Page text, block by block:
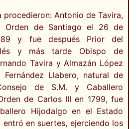
procedieron: Antonio de Tavira,
Orden de Santiago el 26 de
y fue después Prior del
y más tarde Obispo de
Tavira y Almazán López
Llabero, natural de
de S.M. y Caballero
de Carlos III en 1799, fue
Hijodalgo en el Estado
en suertes, ejerciendo los